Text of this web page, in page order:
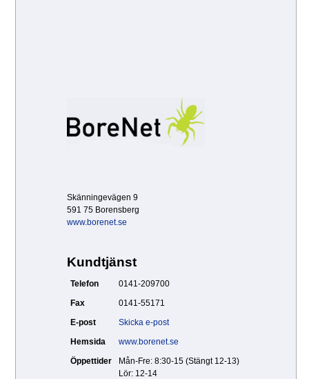
Skänningevägen 9
591 75 Borensberg
www.borenet.se
Kundtjänst
Telefon
0141-209700
Fax
0141-55171
E-post
Skicka e-post
Hemsida
www.borenet.se
Öppettider
Mån-Fre: 8:30-15 (Stängt 12-13)
Lör: 12-14